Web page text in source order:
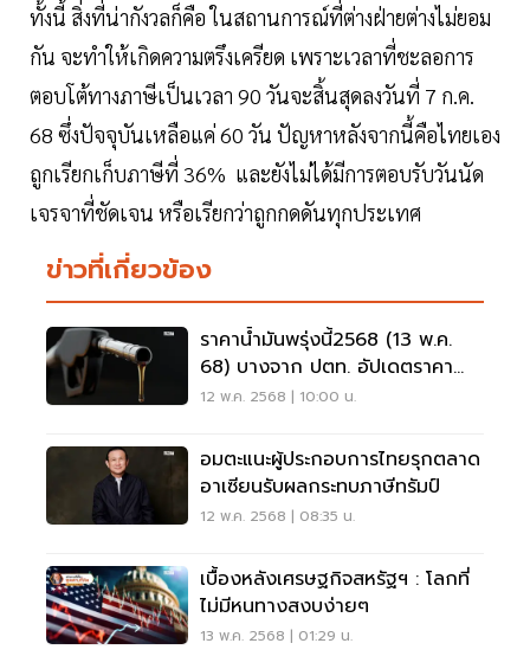
ทั้งนี้ สิ่งที่น่ากังวลก็คือ ในสถานการณ์ที่ต่างฝ่ายต่างไม่ยอม
กัน จะทำให้เกิดความตรึงเครียด เพราะเวลาที่ชะลอการ
ตอบโต้ทางภาษีเป็นเวลา 90 วันจะสิ้นสุดลงวันที่ 7 ก.ค.
68 ซึ่งปัจจุบันเหลือแค่ 60 วัน ปัญหาหลังจากนี้คือไทยเอง
ถูกเรียกเก็บภาษีที่ 36% และยังไม่ได้มีการตอบรับวันนัด
เจรจาที่ชัดเจน หรือเรียกว่าถูกกดดันทุกประเทศ
ข่าวที่เกี่ยวข้อง
ราคาน้ำมันพรุ่งนี้2568 (13 พ.ค.
68) บางจาก ปตท. อัปเดตราคา
ล่าสุด
12 พ.ค. 2568 | 10:00 น.
อมตะแนะผู้ประกอบการไทยรุกตลาด
อาเซียนรับผลกระทบภาษีทรัมป์
12 พ.ค. 2568 | 08:35 น.
เบื้องหลังเศรษฐกิจสหรัฐฯ : โลกที่
ไม่มีหนทางสงบง่ายๆ
13 พ.ค. 2568 | 01:29 น.